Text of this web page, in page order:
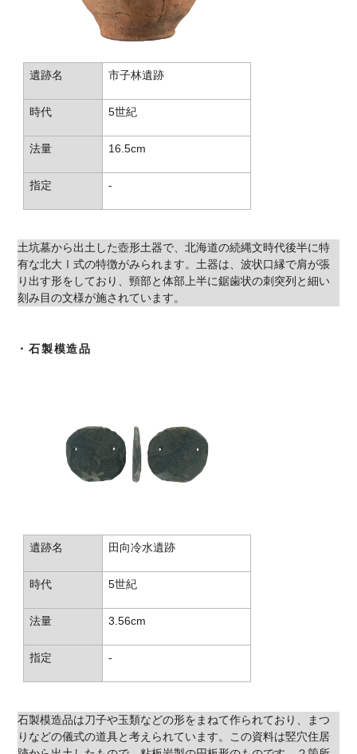
遺跡名 市子林遺跡
時代 5世紀
法量 16.5cm
指定 -
土坑墓から出土した壺形土器で、北海道の続縄文時代後半に特
有な北大Ⅰ式の特徴がみられます。土器は、波状口縁で肩が張
り出す形をしており、頸部と体部上半に鋸歯状の刺突列と細い
刻み目の文様が施されています。
・石製模造品
遺跡名 田向冷水遺跡
時代 5世紀
法量 3.56cm
指定 -
石製模造品は刀子や玉類などの形をまねて作られており、まつ
りなどの儀式の道具と考えられています。この資料は竪穴住居